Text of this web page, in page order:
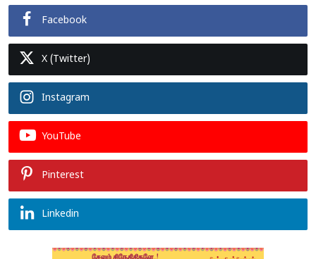
Facebook
X (Twitter)
Instagram
YouTube
Pinterest
Linkedin